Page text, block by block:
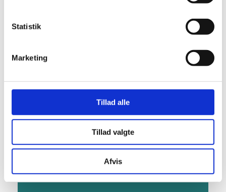
Statistik
Marketing
Tillad alle
Tillad valgte
Afvis
19:00 - 21:00
Hjemmeside:
OKsbøl Skov
6430
Maps